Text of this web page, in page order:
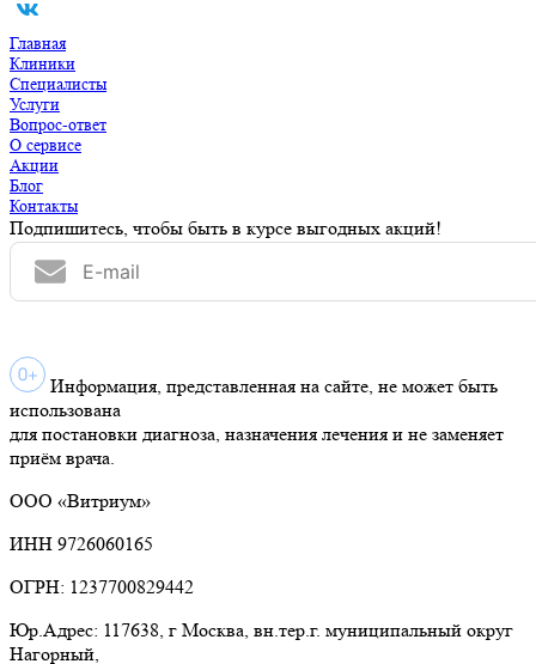
Главная
Клиники
Специалисты
Услуги
Вопрос-ответ
О сервисе
Акции
Блог
Контакты
Подпишитесь, чтобы быть в курсе выгодных акций!
Информация, представленная на сайте, не может быть
использована
для постановки диагноза, назначения лечения и не заменяет
приём врача.
ООО «Витриум»
ИНН 9726060165
ОГРН: 1237700829442
Юр.Адрес: 117638, г Москва, вн.тер.г. муниципальный округ
Нагорный,